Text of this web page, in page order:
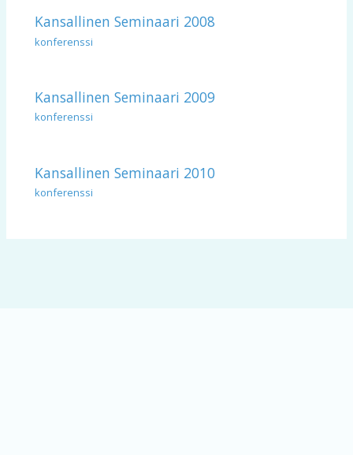
Kansallinen Seminaari 2008
konferenssi
Kansallinen Seminaari 2009
konferenssi
Kansallinen Seminaari 2010
konferenssi